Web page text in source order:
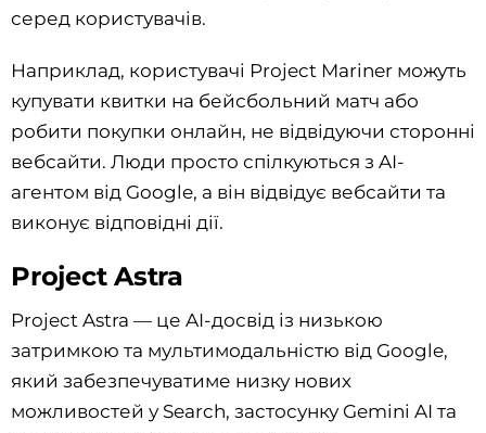
серед користувачів.
Наприклад, користувачі Project Mariner можуть
купувати квитки на бейсбольний матч або
робити покупки онлайн, не відвідуючи сторонні
вебсайти. Люди просто спілкуються з AI-
агентом від Google, а він відвідує вебсайти та
виконує відповідні дії.
Project Astra
Project Astra — це AI-досвід із низькою
затримкою та мультимодальністю від Google,
який забезпечуватиме низку нових
можливостей у Search, застосунку Gemini AI та